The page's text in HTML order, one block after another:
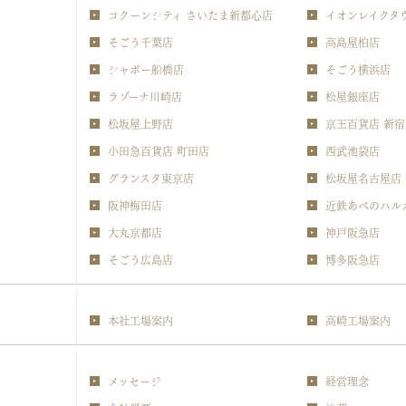
コクーンシティ さいたま新都心店
イオンレイクタ
そごう千葉店
高島屋柏店
シャポー船橋店
そごう横浜店
ラゾーナ川崎店
松屋銀座店
松坂屋上野店
京王百貨店 新
小田急百貨店 町田店
西武池袋店
グランスタ東京店
松坂屋名古屋店
阪神梅田店
近鉄あべのハル
大丸京都店
神戸阪急店
そごう広島店
博多阪急店
本社工場案内 高崎工場案内
メッセージ
経営理念